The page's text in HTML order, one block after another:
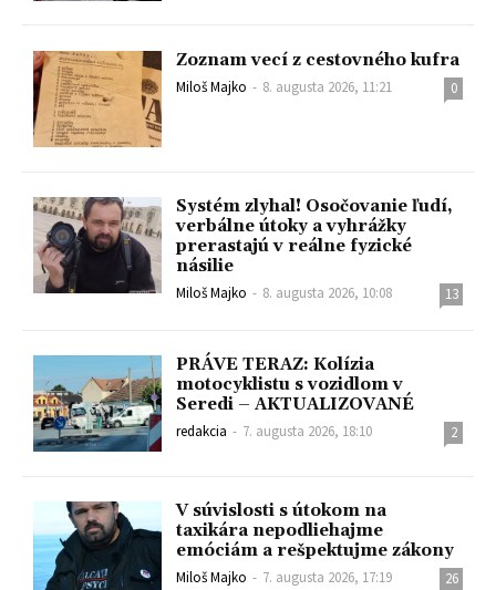
Zoznam vecí z cestovného kufra
Miloš Majko - 8. augusta 2026, 11:21 0
Systém zlyhal! Osočovanie ľudí,
verbálne útoky a vyhrážky
prerastajú v reálne fyzické
násilie
Miloš Majko - 8. augusta 2026, 10:08 13
PRÁVE TERAZ: Kolízia
motocyklistu s vozidlom v
Seredi – AKTUALIZOVANÉ
redakcia - 7. augusta 2026, 18:10 2
V súvislosti s útokom na
taxikára nepodliehajme
emóciám a rešpektujme zákony
Miloš Majko - 7. augusta 2026, 17:19 26